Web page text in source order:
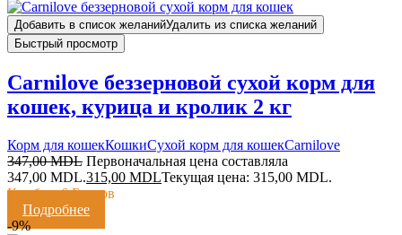
Добавить в список желанийУдалить из списка желаний
Быстрый просмотр
Carnilove беззерновой сухой корм для
кошек, курица и кролик 2 кг
Корм для кошекКошкиСухой корм для кошекСarnilove
347,00MDL Первоначальная цена составляла
347,00 MDL.315,00 MDLТекущая цена: 315,00 MDL.
Кешбэк:6 Баллов
Подробнее
-9%